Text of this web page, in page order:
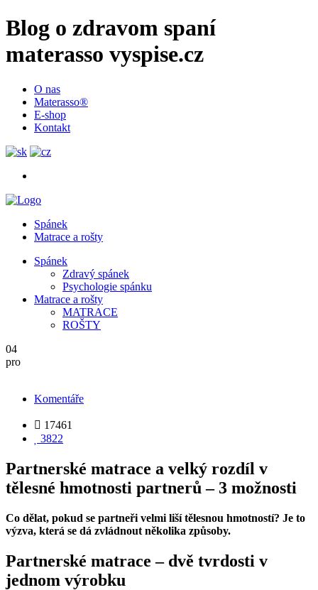
Blog o zdravom spaní
materasso vyspise.cz
O nas
Materasso®
E-shop
Kontakt
Spánek
Matrace a rošty
Spánek
Zdravý spánek
Psychologie spánku
Matrace a rošty
MATRACE
ROŠTY
04
pro
Komentáře
 17461
3822
Partnerské matrace a velký rozdíl v
tělesné hmotnosti partnerů – 3 možnosti
Co dělat, pokud se partneři velmi liší tělesnou hmotností? Je to
výzva, která se dá zvládnout několika způsoby.
Partnerské matrace – dvě tvrdosti v
jednom výrobku